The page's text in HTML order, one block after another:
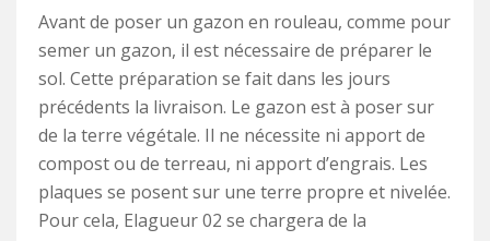
Avant de poser un gazon en rouleau, comme pour
semer un gazon, il est nécessaire de préparer le
sol. Cette préparation se fait dans les jours
précédents la livraison. Le gazon est à poser sur
de la terre végétale. Il ne nécessite ni apport de
compost ou de terreau, ni apport d’engrais. Les
plaques se posent sur une terre propre et nivelée.
Pour cela, Elagueur 02 se chargera de la